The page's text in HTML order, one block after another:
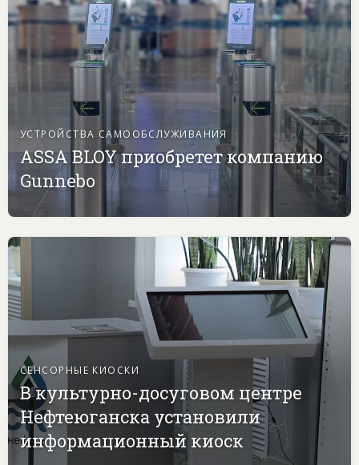
УСТРОЙСТВА САМООБСЛУЖИВАНИЯ
ASSA BLOY приобретет компанию
Gunnebo
СЕНСОРНЫЕ КИОСКИ
В культурно-досуговом центре
Нефтеюганска установили
информационный киоск